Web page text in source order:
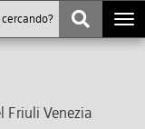
Venezia